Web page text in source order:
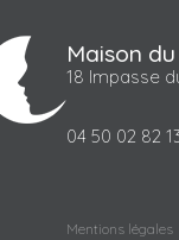
Maison
18 Impasse
04 50 02 82
Mentions légales